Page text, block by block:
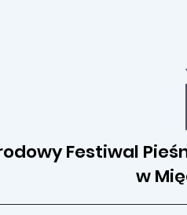
Festiwal
w